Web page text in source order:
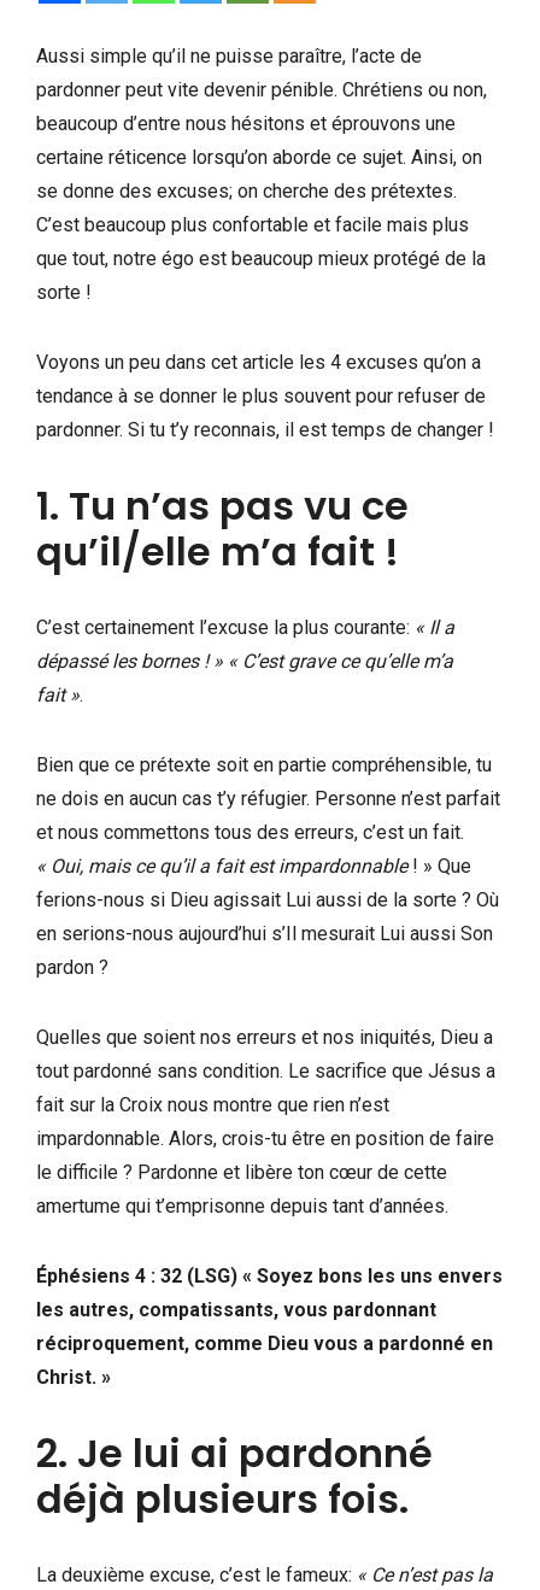
Aussi simple qu’il ne puisse paraître, l’acte de
pardonner peut vite devenir pénible. Chrétiens ou non,
beaucoup d’entre nous hésitons et éprouvons une
certaine réticence lorsqu’on aborde ce sujet. Ainsi, on
se donne des excuses; on cherche des prétextes.
C’est beaucoup plus confortable et facile mais plus
que tout, notre égo est beaucoup mieux protégé de la
sorte !
Voyons un peu dans cet article les 4 excuses qu’on a
tendance à se donner le plus souvent pour refuser de
pardonner. Si tu t’y reconnais, il est temps de changer !
1. Tu n’as pas vu ce
qu’il/elle m’a fait !
C’est certainement l’excuse la plus courante: « Il a
dépassé les bornes ! » « C’est grave ce qu’elle m’a
fait ».
Bien que ce prétexte soit en partie compréhensible, tu
ne dois en aucun cas t’y réfugier. Personne n’est parfait
et nous commettons tous des erreurs, c’est un fait.
« Oui, mais ce qu’il a fait est impardonnable! » Que
ferions-nous si Dieu agissait Lui aussi de la sorte ? Où
en serions-nous aujourd’hui s’Il mesurait Lui aussi Son
pardon ?
Quelles que soient nos erreurs et nos iniquités, Dieu a
tout pardonné sans condition. Le sacrifice que Jésus a
fait sur la Croix nous montre que rien n’est
impardonnable. Alors, crois-tu être en position de faire
le difficile ? Pardonne et libère ton cœur de cette
amertume qui t’emprisonne depuis tant d’années.
Éphésiens 4 : 32 (LSG) « Soyez bons les uns envers
les autres, compatissants, vous pardonnant
réciproquement, comme Dieu vous a pardonné en
Christ. »
2. Je lui ai pardonné
déjà plusieurs fois.
La deuxième excuse, c’est le fameux: « Ce n’est pas la